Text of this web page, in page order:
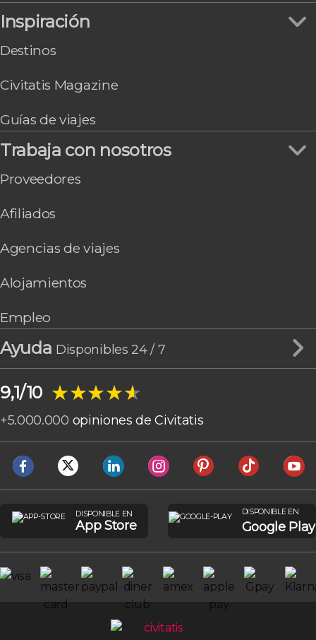
Inspiración
Destinos
Civitatis Magazine
Guías de viajes
Trabaja con nosotros
Proveedores
Afiliados
Agencias de viajes
Alojamientos
Empleo
Ayuda Disponibles 24 / 7
9,1/10 ★★★★★
★★★★★
+5.000.000 opiniones de Civitatis
DISPONIBLE EN
App Store
DISPONIBLE EN
Google Play